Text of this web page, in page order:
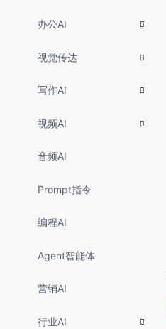
办公AI
视觉传达
写作AI
视频AI
音频AI
Prompt指令
编程AI
Agent智能体
营销AI
行业AI